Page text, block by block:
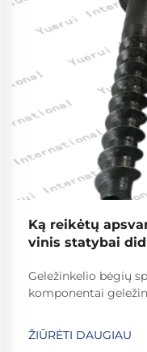
Ką reikėtų
vinis statybai
Geležinkelio bėgių
komponentai
geležinkelio jungčių
įtaisai turi atlaikyti
ŽIŪRĖTI DAUGIAU